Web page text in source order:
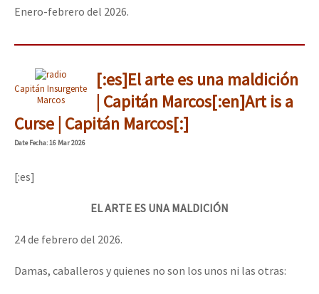
Enero-febrero del 2026.
Capitán Insurgente
Marcos
[:es]El arte es una maldición
| Capitán Marcos[:en]Art is a
Curse | Capitán Marcos[:]
DateFecha: 16 Mar 2026
[:es]
EL ARTE ES UNA MALDICIÓN
24 de febrero del 2026.
Damas, caballeros y quienes no son los unos ni las otras: